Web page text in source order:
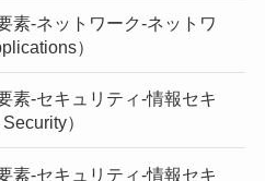
素-ネットワーク-ネットワ
）
素-セキュリティ-情報セキ
）
素-セキュリティ-情報セキ